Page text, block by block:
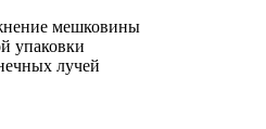
мешковины
упаковки
лучей